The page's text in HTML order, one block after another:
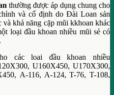
thường được áp dụng chung cho
và cố định do Đài Loan sản
khả năng cặp mũi kkhoan khác
loại đầu khoan nhiều mũi sẻ có
các loai đầu khoan nhiều
U160X450, U170X300,
A-116, A-124, T-76, T-108,